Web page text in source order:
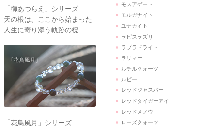
「御あつらえ」シリーズ
天の根は、ここから始まった
人生に寄り添う軌跡の標
「花鳥風月」シリーズ
モスアゲート
モルガナイト
ユナカイト
ラピスラズリ
ラブラドライト
ラリマー
ルチルクォーツ
ルビー
レッドジャスパー
レッドタイガーアイ
レッドメノウ
ローズクォーツ